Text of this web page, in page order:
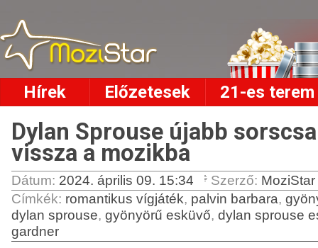
Hírek Előzetesek 21-es terem
Dylan Sprouse újabb
vissza a mozikba
Dátum: 2024. április 09. 15:34 Szerző: MoziStar
Címkék: romantikus vígjáték, palvin barbara,
dylan sprouse, gyönyörű esküvő, dylan sprouse
gardner